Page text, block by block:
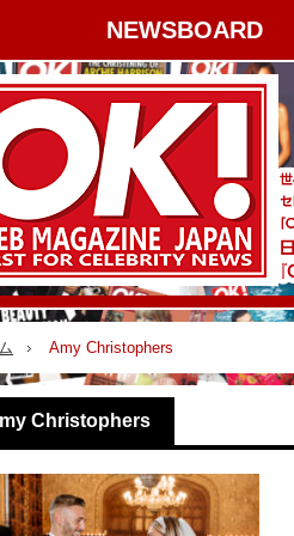
NEWSBOARD
Amy Christophers
Christophers